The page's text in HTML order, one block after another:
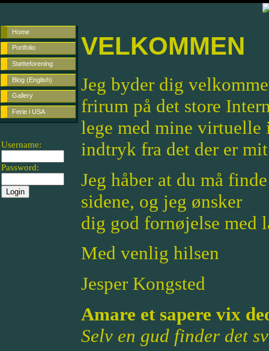
Home
Portfolio
Støtteforening
Blog (English)
Gallery
Ferie i USA
Username:
Password:
VELKOMMEN
Jeg byder dig
frirum på det store
lege med mine
indtryk fra det der er
Jeg håber at du må
sidene, og jeg ønsker
dig god fornøjelse med
Med venlig hilsen
Jesper Kongsted
Amare et sapere vix
Selv en gud finder det